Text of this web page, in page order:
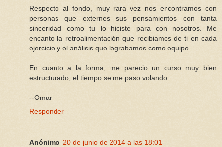
Respecto al fondo, muy rara vez nos encontramos con
personas que externes sus pensamientos con tanta
sinceridad como tu lo hiciste para con nosotros. Me
encanto la retroalimentación que recibiamos de ti en cada
ejercicio y el análisis que lograbamos como equipo.
En cuanto a la forma, me parecio un curso muy bien
estructurado, el tiempo se me paso volando.
--Omar
Responder
Anónimo 20 de junio de 2014 a las 18:01